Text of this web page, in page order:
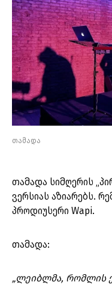
თამადა
თამადა სიმღერის
ვერსიას აზიარებს.
პროდიუსერი Wapi.
თამადა:
„ლეიბლმა, რომლის